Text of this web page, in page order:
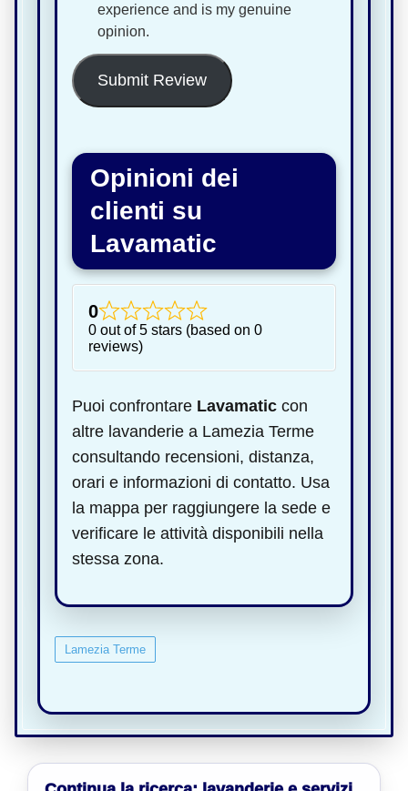
experience and is my genuine
opinion.
Submit Review
Opinioni dei
clienti su
Lavamatic
0
0 out of 5 stars (based on 0
reviews)
Puoi confrontare Lavamatic con
altre lavanderie a Lamezia Terme
consultando recensioni, distanza,
orari e informazioni di contatto. Usa
la mappa per raggiungere la sede e
verificare le attività disponibili nella
stessa zona.
Lamezia Terme